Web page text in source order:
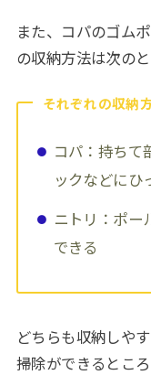
また、コパのゴム
の収納方法は次のと
それぞれの収納
コパ：持ちて
ックなどにひ
ニトリ：ポー
できる
どちらも収納しや
掃除ができるとこ